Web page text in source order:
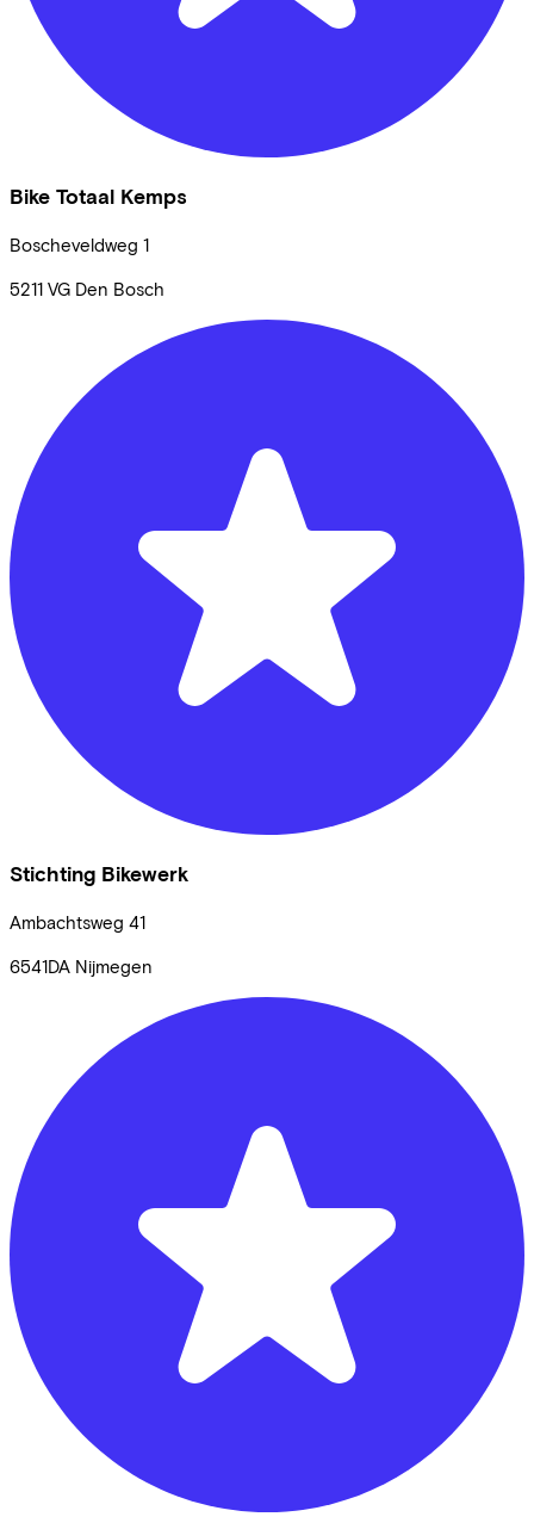
Bike Totaal Kemps
Boscheveldweg 1
5211 VG Den Bosch
Stichting Bikewerk
Ambachtsweg 41
6541DA Nijmegen